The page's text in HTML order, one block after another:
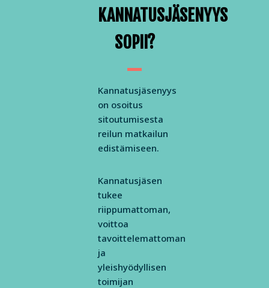
KANNATUSJÄSENYYS
SOPII?
Kannatusjäsenyys
on osoitus
sitoutumisesta
reilun matkailun
edistämiseen.
Kannatusjäsen
tukee
riippumattoman,
voittoa
tavoittelemattoman
ja
yleishyödyllisen
toimijan